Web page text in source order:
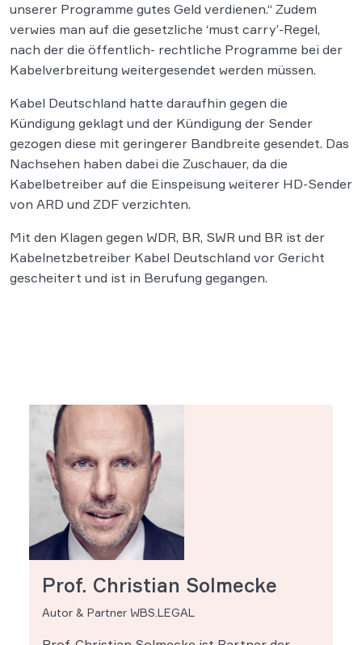
unserer Programme gutes Geld verdienen.“ Zudem
verwies man auf die gesetzliche ‘must carry’-Regel,
nach der die öffentlich- rechtliche Programme bei der
Kabelverbreitung weitergesendet werden müssen.
Kabel Deutschland hatte daraufhin gegen die
Kündigung geklagt und der Kündigung der Sender
gezogen diese mit geringerer Bandbreite gesendet. Das
Nachsehen haben dabei die Zuschauer, da die
Kabelbetreiber auf die Einspeisung weiterer HD-Sender
von ARD und ZDF verzichten.
Mit den Klagen gegen WDR, BR, SWR und BR ist der
Kabelnetzbetreiber Kabel Deutschland vor Gericht
gescheitert und ist in Berufung gegangen.
Prof. Christian Solmecke
Autor & Partner WBS.LEGAL